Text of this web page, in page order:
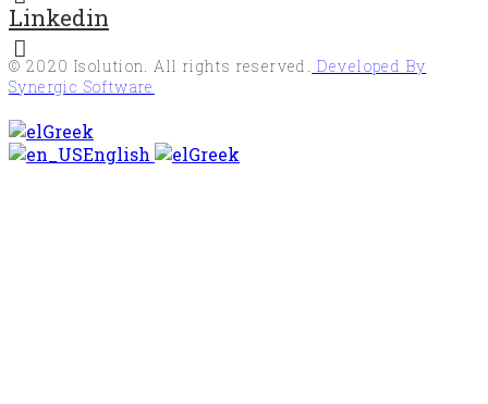
οργανισμών
διαχείρισης
Linkedin
© 2020 Isolution . All rights reserved.
Developed By
Synergic Software
Greek
English
Greek